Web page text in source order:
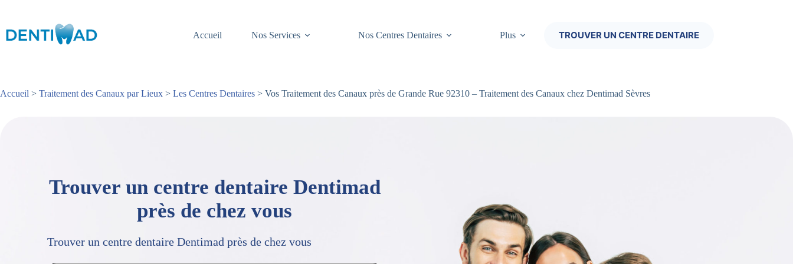
Accueil
Nos Services Nos Centres Dentaires Plus TROUVER UN CENTRE DENTAIRE
Accueil > Traitement des Canaux par Lieux > Les Centres Dentaires > Vos Traitement des Canaux près de Grande Rue 92310 – Traitement des Canaux chez Dentimad Sèvres
Trouver un centre dentaire Dentimad
près de chez vous
Trouver un centre dentaire Dentimad près de chez vous